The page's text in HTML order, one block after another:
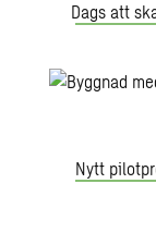
Dags att
Nytt